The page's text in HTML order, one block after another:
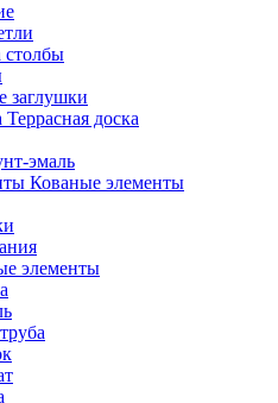
столбы
заглушки
Террасная доска
эмаль
Кованые элементы
элементы